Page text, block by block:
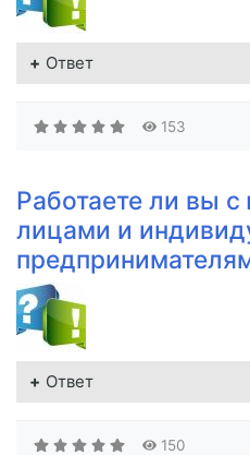
Ответ
153
Работаете ли вы
лицами и
Ответ
150